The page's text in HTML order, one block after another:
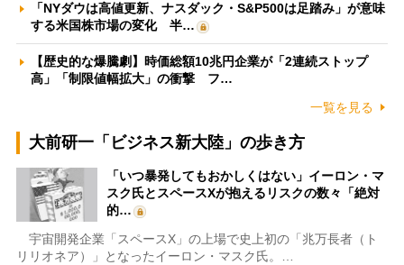
「NYダウは高値更新、ナスダック・S&P500は足踏み」が意味
する米国株市場の変化 半…
【歴史的な爆騰劇】時価総額10兆円企業が「2連続ストップ
高」「制限値幅拡大」の衝撃 フ…
一覧を見る
大前研一「ビジネス新大陸」の歩き方
「いつ暴発してもおかしくはない」イーロン・マ
スク氏とスペースXが抱えるリスクの数々「絶対
的…
宇宙開発企業「スペースX」の上場で史上初の「兆万長者（ト
リリオネア）」となったイーロン・マスク氏。…